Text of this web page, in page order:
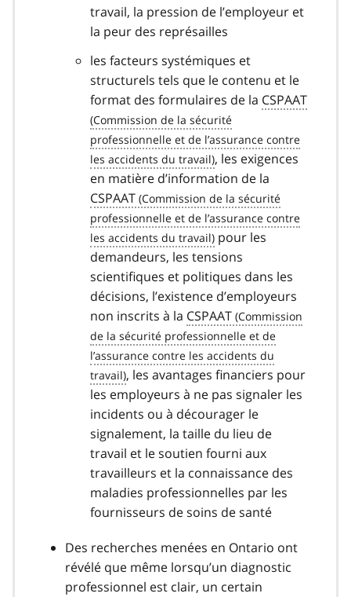
travail, la pression de l’employeur et
la peur des représailles
les facteurs systémiques et
structurels tels que le contenu et le
format des formulaires de la CSPAAT
, les exigences
en matière d’information de la
CSPAAT
pour les
demandeurs, les tensions
scientifiques et politiques dans les
décisions, l’existence d’employeurs
non inscrits à la CSPAAT
, les avantages financiers pour
les employeurs à ne pas signaler les
incidents ou à décourager le
signalement, la taille du lieu de
travail et le soutien fourni aux
travailleurs et la connaissance des
maladies professionnelles par les
fournisseurs de soins de santé
Des recherches menées en Ontario ont
révélé que même lorsqu’un diagnostic
professionnel est clair, un certain